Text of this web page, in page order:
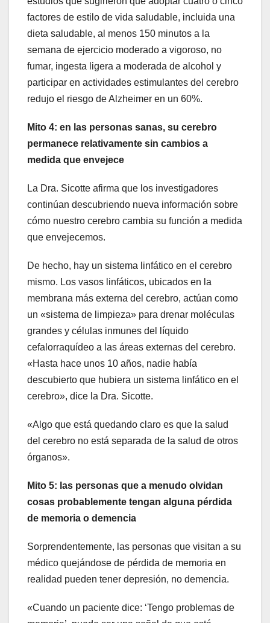
factores de estilo de vida saludable, incluida una
dieta saludable, al menos 150 minutos a la
semana de ejercicio moderado a vigoroso, no
fumar, ingesta ligera a moderada de alcohol y
participar en actividades estimulantes del cerebro
redujo el riesgo de Alzheimer en un 60%.
Mito 4: en las personas sanas, su cerebro
permanece relativamente sin cambios a
medida que envejece
La Dra. Sicotte afirma que los investigadores
continúan descubriendo nueva información sobre
cómo nuestro cerebro cambia su función a medida
que envejecemos.
De hecho, hay un sistema linfático en el cerebro
mismo. Los vasos linfáticos, ubicados en la
membrana más externa del cerebro, actúan como
un «sistema de limpieza» para drenar moléculas
grandes y células inmunes del líquido
cefalorraquídeo a las áreas externas del cerebro.
«Hasta hace unos 10 años, nadie había
descubierto que hubiera un sistema linfático en el
cerebro», dice la Dra. Sicotte.
«Algo que está quedando claro es que la salud
del cerebro no está separada de la salud de otros
órganos».
Mito 5: las personas que a menudo olvidan
cosas probablemente tengan alguna pérdida
de memoria o demencia
Sorprendentemente, las personas que visitan a su
médico quejándose de pérdida de memoria en
realidad pueden tener depresión, no demencia.
«Cuando un paciente dice: ‘Tengo problemas de